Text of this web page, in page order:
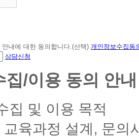
내에 대한 동의합니다.(선택) 개인정보수집동
상담신청
/이용 동의 안내
집 및 이용 목적
육과정 설계, 문의